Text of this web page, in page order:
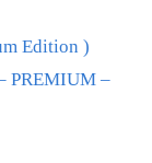
Edition )
PREMIUM –